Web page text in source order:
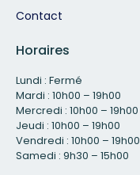
Contact
Horaires
Lundi : Fermé
Mardi : 10h00 – 19h00
Mercredi : 10h00 – 19h00
Jeudi : 10h00 – 19h00
Vendredi : 10h00 – 19h00
Samedi : 9h30 – 15h00